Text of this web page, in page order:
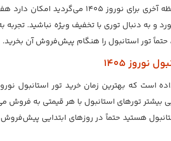
اگر به دنبال تورهای استانبول
و به دنبال توری با تخفیف ویژه نباشید.
حتماً تور استانبول را هنگام پیش‌فروش آن بخرید.
نوروز 1405
نوروز 1405 در بهمن‌ماه است. معمولاً ماه بهمن پیش‌فروش بسیاری از تورهای نوروزی از
بیشتر تورهای استانبول با هر قیمتی به فروش